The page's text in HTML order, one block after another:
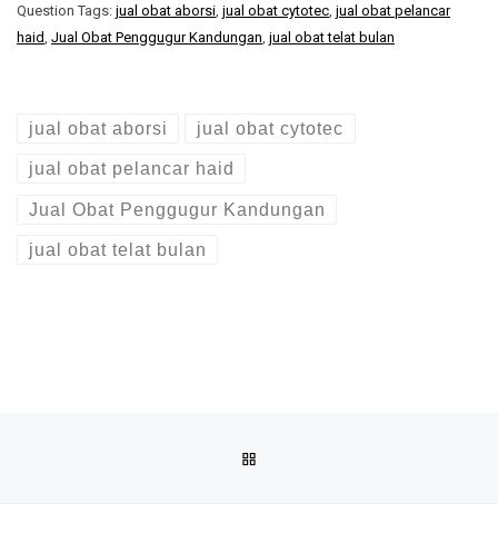
Question Tags: jual obat aborsi jual obat cytotec jual obat pelancar
haid Jual Obat Penggugur Kandungan jual obat telat bulan
jual obat aborsi jual obat cytotec
jual obat pelancar haid
Jual Obat Penggugur Kandungan
jual obat telat bulan